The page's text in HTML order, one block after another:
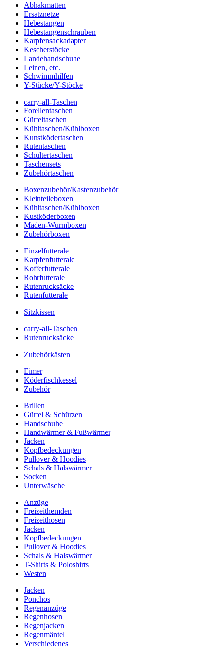
Abhakmatten
Ersatznetze
Hebestangen
Hebestangenschrauben
Karpfensackadapter
Kescherstöcke
Landehandschuhe
Leinen, etc.
Schwimmhilfen
Y-Stücke/Y-Stöcke
carry-all-Taschen
Forellentaschen
Gürteltaschen
Kühltaschen/Kühlboxen
Kunstködertaschen
Rutentaschen
Schultertaschen
Taschensets
Zubehörtaschen
Boxenzubehör/Kastenzubehör
Kleinteileboxen
Kühltaschen/Kühlboxen
Kustköderboxen
Maden-Wurmboxen
Zubehörboxen
Einzelfutterale
Karpfenfutterale
Kofferfutterale
Rohrfutterale
Rutenrucksäcke
Rutenfutterale
Sitzkissen
carry-all-Taschen
Rutenrucksäcke
Zubehörkästen
Eimer
Köderfischkessel
Zubehör
Brillen
Gürtel & Schürzen
Handschuhe
Handwärmer & Fußwärmer
Jacken
Kopfbedeckungen
Pullover & Hoodies
Schals & Halswärmer
Socken
Unterwäsche
Anzüge
Freizeithemden
Freizeithosen
Jacken
Kopfbedeckungen
Pullover & Hoodies
Schals & Halswärmer
T-Shirts & Poloshirts
Westen
Jacken
Ponchos
Regenanzüge
Regenhosen
Regenjacken
Regenmäntel
Verschiedenes